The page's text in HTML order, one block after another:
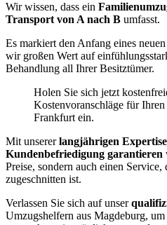
Wir wissen, dass ein
Transport von A nach B umfasst.
Es markiert den Anfang eines
wir großen Wert auf
Behandlung all Ihrer Besitztümer.
Holen Sie sich jetzt
Kostenvoranschläge für
Frankfurt ein.
Mit unsererlangjährigen Expertise
Kundenbefriedigung garantieren
Preise, sondern auch einen
zugeschnitten ist.
Verlassen Sie sich auf unser
Umzugshelfern aus Magdeburg,